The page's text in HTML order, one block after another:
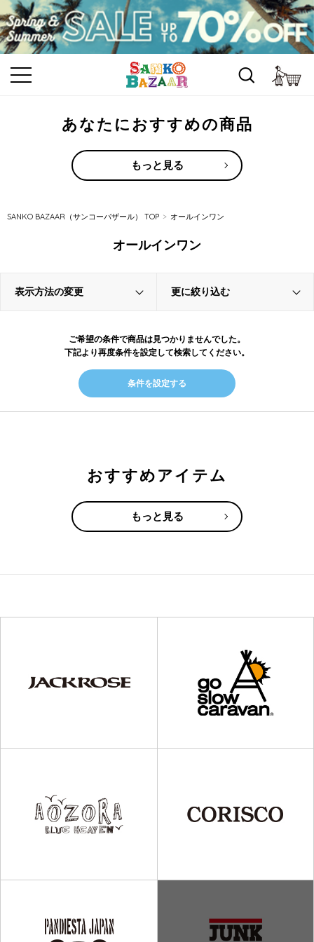
あなたにおすすめの商品
もっと見る
SANKO BAZAAR（サンコーバザール） TOP オールインワン
オールインワン
表示方法の変更 更に絞り込む
ご希望の条件で商品は見つかりませんでした。
下記より再度条件を設定して検索してください。
条件を設定する
おすすめアイテム
もっと見る